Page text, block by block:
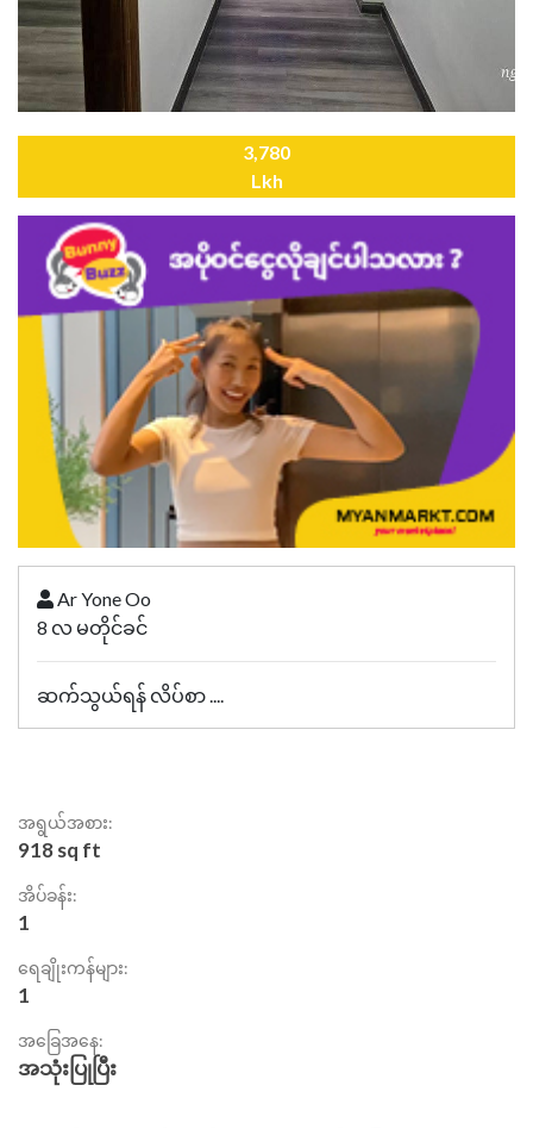
3,780
Lkh
Ar Yone Oo
8 လ မတိုင်ခင်
ဆက်သွယ်ရန် လိပ်စာ ....
အရွယ်အစား:
918 sq ft
အိပ်ခန်း:
1
ရေချိုးကန်များ:
1
အခြေအနေ:
အသုံးပြုပြီး